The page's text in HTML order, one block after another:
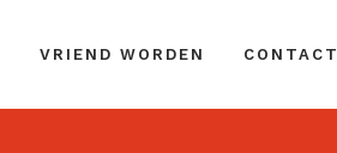
VRIEND WORDEN CONTACT